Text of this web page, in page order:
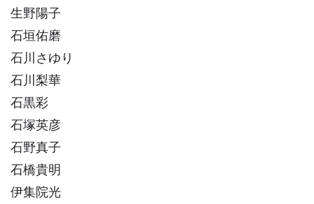
生野陽子
石垣佑磨
石川さゆり
石川梨華
石黒彩
石塚英彦
石野真子
石橋貴明
伊集院光